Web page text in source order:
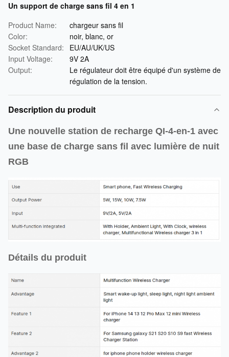
Un support de charge sans fil 4 en 1
Product Name:
chargeur sans fil
Color:
noir, blanc, or
Socket Standard:
EU/AU/UK/US
Input Voltage:
9V 2A
Output:
Le régulateur doit être équipé d'un système de
régulation de la tension.
Description du produit
Une nouvelle station de recharge QI-4-en-1 avec
une base de charge sans fil avec lumière de nuit
RGB
Détails du produit